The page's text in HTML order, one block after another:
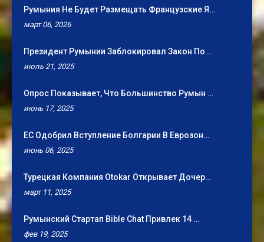
Румыния Не Будет Размещать Французские Я…
март 06, 2026
Президент Румынии Заблокировал Закон По …
июль 21, 2025
Опрос Показывает, Что Большинство Румын …
июнь 17, 2025
ЕС Одобрил Вступление Болгарии В Еврозон…
июнь 06, 2025
Турецкая Компания Otokar Открывает Дочер…
март 11, 2025
Румынский Стартап Bible Chat Привлек 14 …
фев 19, 2025